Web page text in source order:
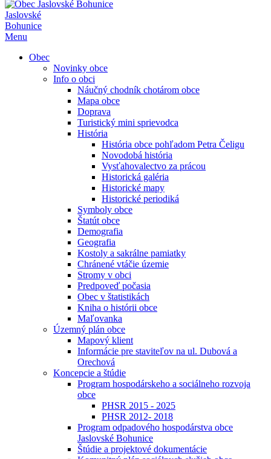
Jaslovské
Bohunice
Menu
Obec
Novinky obce
Info o obci
Náučný chodník chotárom obce
Mapa obce
Doprava
Turistický mini sprievodca
História
História obce pohľadom Petra Čeligu
Novodobá história
Vysťahovalectvo za prácou
Historická galéria
Historické mapy
Historické periodiká
Symboly obce
Štatút obce
Demografia
Geografia
Kostoly a sakrálne pamiatky
Chránené vtáčie územie
Stromy v obci
Predpoveď počasia
Obec v štatistikách
Kniha o histórii obce
Maľovanka
Územný plán obce
Mapový klient
Informácie pre staviteľov na ul. Dubová a
Orechová
Koncepcie a štúdie
Program hospodárskeho a sociálneho rozvoja
obce
PHSR 2015 - 2025
PHSR 2012- 2018
Program odpadového hospodárstva obce
Jaslovské Bohunice
Štúdie a projektové dokumentácie